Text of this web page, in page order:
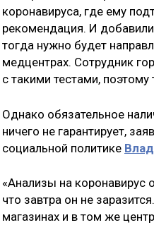
коронавируса, где ему
рекомендация. И
тогда нужно будет
медцентрах. Сотрудник
с такими тестами,
Однако обязательное
ничего не гарантирует,
социальной политике
«Анализы на коронавирус
что завтра он не
магазинах и в том же